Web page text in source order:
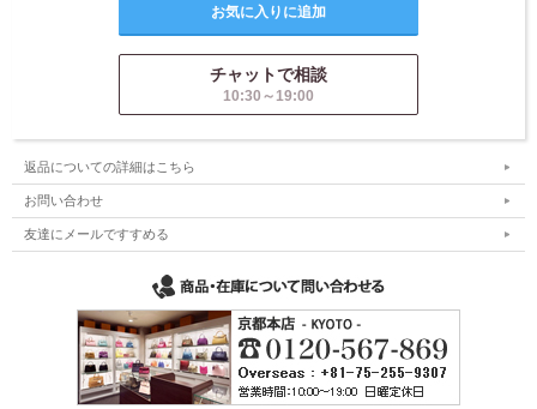
チャットで相談
10:30～19:00
返品についての詳細はこちら
お問い合わせ
友達にメールですすめる